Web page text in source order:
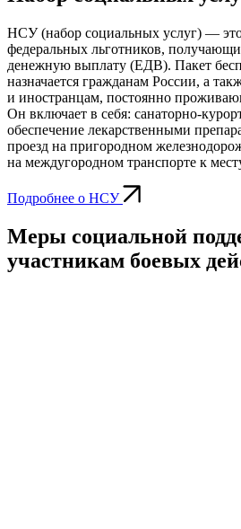
НСУ (набор социальных услуг) —
федеральных льготников,
денежную выплату (ЕДВ). Пакет
назначается гражданам России, а
и иностранцам, постоянно
Он включает в себя: санаторно-
обеспечение лекарственными
проезд на пригородном
на междугородном транспорте к
Подробнее о НСУ
Меры социальной
участникам боевых